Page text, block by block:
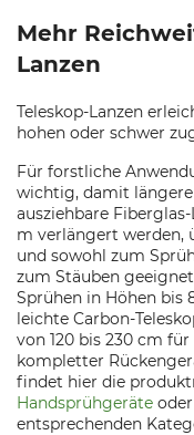
Mehr
Lanzen
Teleskop-Lanzen
hohen oder schwer
Für forstliche
wichtig, damit längere
ausziehbare
m verlängert werden,
und sowohl zum
zum Stäuben
Sprühen in Höhen bis
leichte Carbon-
von 120 bis 230 cm
kompletter
findet hier die
Handsprühgeräte oder
entsprechenden